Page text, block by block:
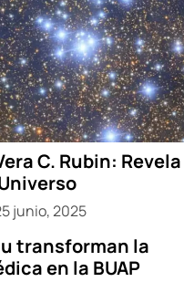
C. Rubin: Revela
junio, 2025
transforman la
en la BUAP